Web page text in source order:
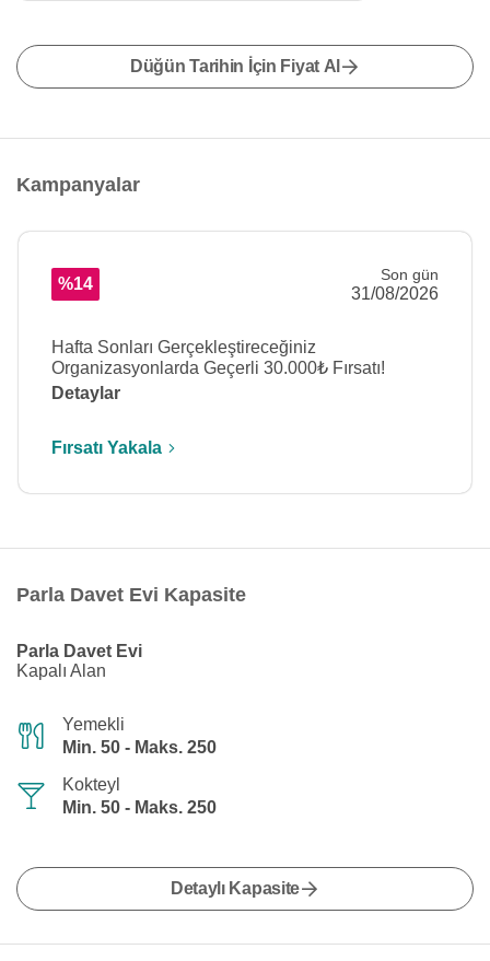
Düğün Tarihin İçin Fiyat Al
Kampanyalar
%14 Son gün
31/08/2026
Hafta Sonları Gerçekleştireceğiniz
Organizasyonlarda Geçerli 30.000₺ Fırsatı!
Detaylar
Fırsatı Yakala
Parla Davet Evi Kapasite
Parla Davet Evi
Kapalı Alan
Yemekli
Min. 50 - Maks. 250
Kokteyl
Min. 50 - Maks. 250
Detaylı Kapasite